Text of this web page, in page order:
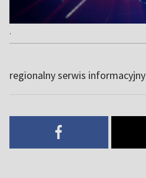
.
regionalny serwis informacyjny